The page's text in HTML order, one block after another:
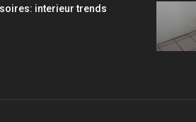
interieur trends